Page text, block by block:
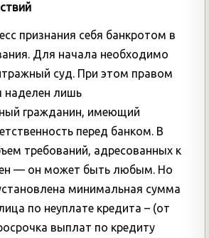
признания себя банкротом в
Для начала необходимо
суд. При этом правом
наделен лишь
гражданин, имеющий
перед банком. В
требований, адресованных к
— он может быть любым. Но
минимальная сумма
по неуплате кредита – (от
выплат по кредиту